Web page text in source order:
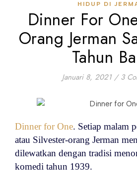
HIDUP DI
Dinner For
Orang Jerman
Tahun
Januari 8, 2021 / 3
Dinner for One. Setiap malam
atau Silvester-orang Jerman
dilewatkan dengan tradisi
komedi tahun 1939.